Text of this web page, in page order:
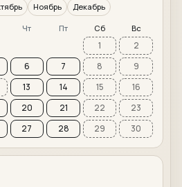
Ноябрь Декабрь
Чт Пт Сб Вс
1
2
6 7 8
9
13 14 15
16
20 21 22
23
27 28 29 30